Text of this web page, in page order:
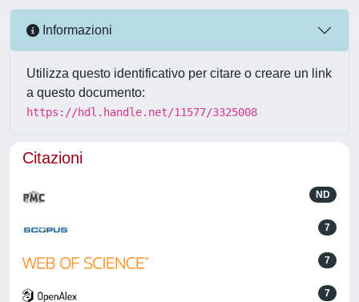
Informazioni
Utilizza questo identificativo per citare o creare un link
a questo documento:
https://hdl.handle.net/11577/3325008
Citazioni
ND
7
7
7